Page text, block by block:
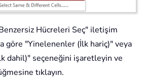
Hücreleri Seç" iletişim
göre "Yinelenenler (İlk hariç)" veya
dahil)" seçeneğini işaretleyin ve
tıklayın.